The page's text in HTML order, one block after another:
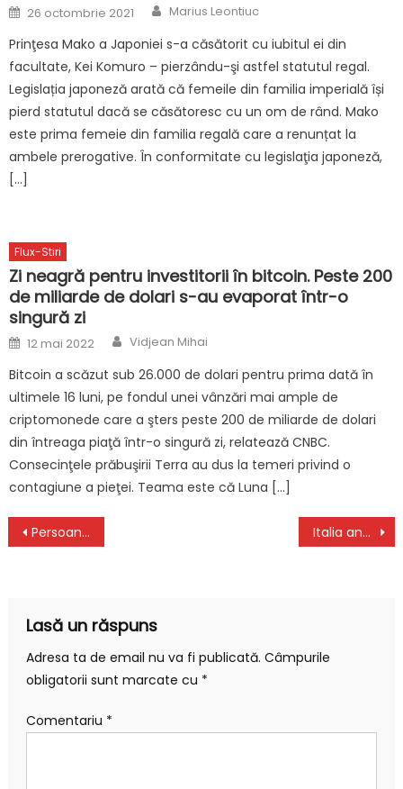
Posted
on
26 octombrie 2021 Author
Marius Leontiuc
Prinţesa Mako a Japoniei s-a căsătorit cu iubitul ei din
facultate, Kei Komuro – pierzându-şi astfel statutul regal.
Legislația japoneză arată că femeile din familia imperială își
pierd statutul dacă se căsătoresc cu un om de rând. Mako
este prima femeie din familia regală care a renunțat la
ambele prerogative. În conformitate cu legislaţia japoneză,
[…]
Flux-Stiri
Zi neagră pentru investitorii în bitcoin. Peste 200
de miliarde de dolari s-au evaporat într-o
singură zi
Posted
on
12 mai 2022 Author
Vidjean Mihai
Bitcoin a scăzut sub 26.000 de dolari pentru prima dată în
ultimele 16 luni, pe fondul unei vânzări mai ample de
criptomonede care a şters peste 200 de miliarde de dolari
din întreaga piaţă într-o singură zi, relatează CNBC.
Consecinţele prăbuşirii Terra au dus la temeri privind o
contagiune a pieţei. Teama este că Luna […]
Navigare
Persoană cu dizabilități în România – de la realitate la normalitate Italia anunţă că se va ralia eventualelor noi sancţiuni ale Uniunii Europene contra Rusiei
Lasă un răspuns
Adresa ta de email nu va fi publicată. Câmpurile
obligatorii sunt marcate cu *
Comentariu *